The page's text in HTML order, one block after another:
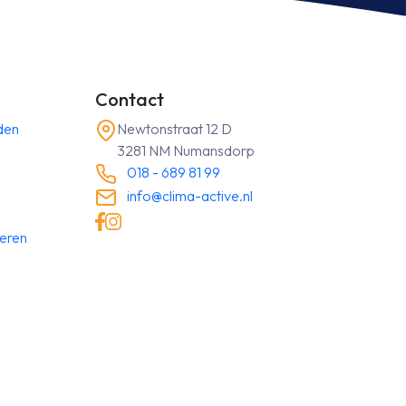
Contact
Newtonstraat 12 D
3281 NM Numansdorp
018 - 689 81 99
info@clima-active.nl